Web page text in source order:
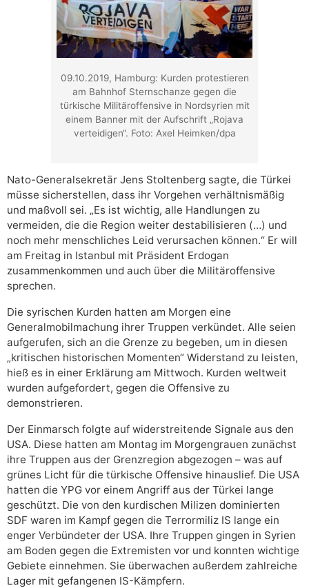
09.10.2019, Hamburg: Kurden protestieren
am Bahnhof Sternschanze gegen die
türkische Militäroffensive in Nordsyrien mit
einem Banner mit der Aufschrift „Rojava
verteidigen“. Foto: Axel Heimken/dpa
Nato-Generalsekretär Jens Stoltenberg sagte, die Türkei
müsse sicherstellen, dass ihr Vorgehen verhältnismäßig
und maßvoll sei. „Es ist wichtig, alle Handlungen zu
vermeiden, die die Region weiter destabilisieren (…) und
noch mehr menschliches Leid verursachen können.“ Er will
am Freitag in Istanbul mit Präsident Erdogan
zusammenkommen und auch über die Militäroffensive
sprechen.
Die syrischen Kurden hatten am Morgen eine
Generalmobilmachung ihrer Truppen verkündet. Alle seien
aufgerufen, sich an die Grenze zu begeben, um in diesen
„kritischen historischen Momenten“ Widerstand zu leisten,
hieß es in einer Erklärung am Mittwoch. Kurden weltweit
wurden aufgefordert, gegen die Offensive zu
demonstrieren.
Der Einmarsch folgte auf widerstreitende Signale aus den
USA. Diese hatten am Montag im Morgengrauen zunächst
ihre Truppen aus der Grenzregion abgezogen – was auf
grünes Licht für die türkische Offensive hinauslief. Die USA
hatten die YPG vor einem Angriff aus der Türkei lange
geschützt. Die von den kurdischen Milizen dominierten
SDF waren im Kampf gegen die Terrormiliz IS lange ein
enger Verbündeter der USA. Ihre Truppen gingen in Syrien
am Boden gegen die Extremisten vor und konnten wichtige
Gebiete einnehmen. Sie überwachen außerdem zahlreiche
Lager mit gefangenen IS-Kämpfern.